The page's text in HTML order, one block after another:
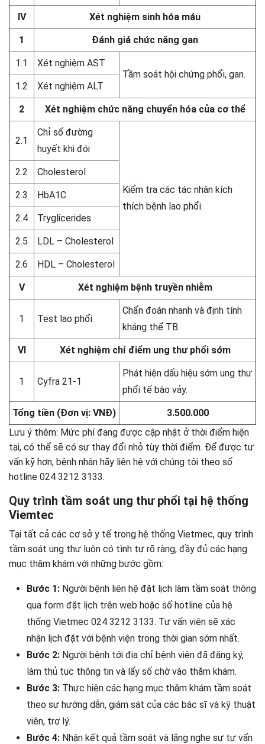
IV Xét nghiệm sinh hóa máu
1 Đánh giá chức năng gan
1.1
Xét nghiệm AST
Tầm soát hội chứng phổi, gan.
1.2
Xét nghiệm ALT
2 Xét nghiệm chức năng chuyển hóa của cơ thể
2.1
Chỉ số đường
huyết khi đói
Kiểm tra các tác nhân kích
thích bệnh lao phổi.
2.2 Cholesterol
2.3 HbA1C
2.4 Tryglicerides
2.5 LDL – Cholesterol
2.6 HDL – Cholesterol
V Xét nghiệm bệnh truyền nhiễm
1 Test lao phổi
Chẩn đoán nhanh và định tính
kháng thể TB.
VI Xét nghiệm chỉ điểm ung thư phổi sớm
1 Cyfra 21-1
Phát hiện dấu hiệu sớm ung thư
phổi tế bào vảy.
Tổng tiền (Đơn vị: VNĐ)
3.500.000
Lưu ý thêm: Mức phí đang được cập nhật ở thời điểm hiện
tại, có thể sẽ có sự thay đổi nhỏ tùy thời điểm. Để được tư
vấn kỹ hơn, bệnh nhân hãy liên hệ với chúng tôi theo số
hotline 024 3212 3133.
Quy trình tầm soát ung thư phổi tại hệ thống
Viemtec
Tại tất cả các cơ sở y tế trong hệ thống Vietmec, quy trình
tầm soát ung thư luôn có tình tự rõ ràng, đầy đủ các hạng
mục thăm khám với những bước gồm:
Bước 1: Người bệnh liên hệ đặt lịch làm tầm soát thông
qua form đặt lịch trên web hoặc số hotline của hệ
thống Vietmec 024 3212 3133. Tư vấn viên sẽ xác
nhận lịch đặt với bệnh viện trong thời gian sớm nhất.
Bước 2: Người bệnh tới địa chỉ bệnh viện đã đăng ký,
làm thủ tục thông tin và lấy số chờ vào thăm khám.
Bước 3: Thực hiện các hạng mục thăm khám tầm soát
theo sự hướng dẫn, giám sát của các bác sĩ và kỹ thuật
viên, trợ lý.
Bước 4: Nhận kết quả tầm soát và lắng nghe sự tư vấn